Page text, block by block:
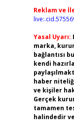
Reklam ve
Yasal Uyarı:
marka,
bağlantısı
kendi
haber
ve kişiler
Gerçek
tamamen
halindedir